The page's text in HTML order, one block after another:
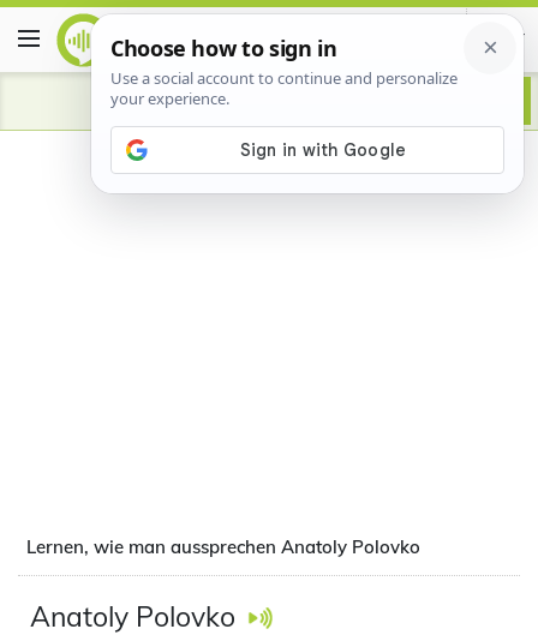
Advertisement
Lernen, wie man aussprechen Anatoly Polovko
Anatoly Polovko